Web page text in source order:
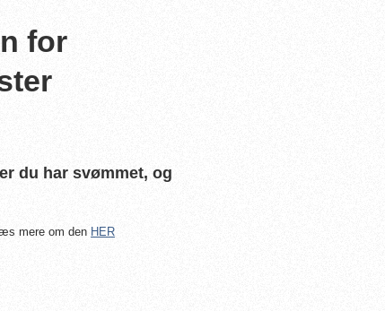
for
du har svømmet, og
mere om den HER